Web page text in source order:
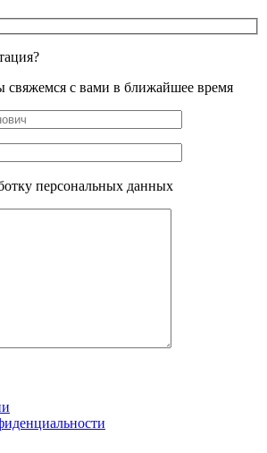
свяжемся с вами в ближайшее время
персональных данных